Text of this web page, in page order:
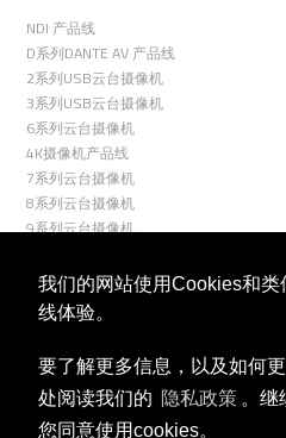
我们的网站使用Cookies和
线体验。
要了解更多信息，以及如何
处阅读我们的 隐私政策 。继
您同意使用cookies。
NDI 产品线
D系列DANTE AV 产品线
2系列USB云台摄像机
3系列USB云台摄像机
6系列云台摄像机
4K摄像机产品线
7系列云台摄像机
8系列云台摄像机
9系列云台摄像机
室外云台摄像机
云台控制器
关联